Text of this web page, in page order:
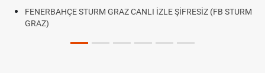
FENERBAHÇE STURM GRAZ CANLI İZLE ŞİFRESİZ (FB STURM
GRAZ)